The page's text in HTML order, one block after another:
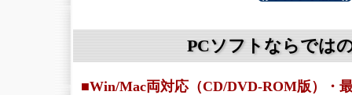
PCソフトならでは
■Win/Mac両対応（CD/DVD-ROM版）・